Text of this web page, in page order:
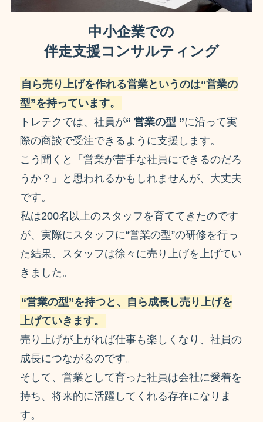
中小企業での
伴走支援コンサルティング
自ら売り上げを作れる営業というのは“営業の
型”を持っています。
トレテクでは、社員が“ 営業の型 ”に沿って実
際の商談で受注できるように支援します。
こう聞くと「営業が苦手な社員にできるのだろ
うか？」と思われるかもしれませんが、大丈夫
です。
私は200名以上のスタッフを育ててきたのです
が、実際にスタッフに“営業の型”の研修を行っ
た結果、スタッフは徐々に売り上げを上げてい
きました。
“営業の型”を持つと、自ら成長し売り上げを
上げていきます。
売り上げが上がれば仕事も楽しくなり、社員の
成長につながるのです。
そして、営業として育った社員は会社に愛着を
持ち、将来的に活躍してくれる存在になりま
す。